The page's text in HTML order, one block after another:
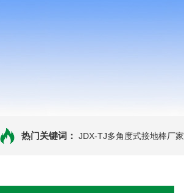
热门关键词： JDX-TJ多角度式接地棒厂家